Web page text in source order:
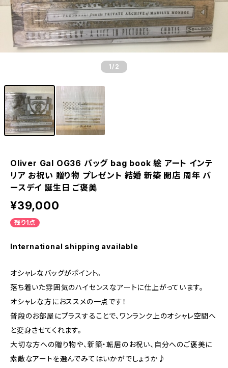
1 /2
Oliver Gal OG36 バッグ bag book 絵 アート インテ
リア お祝い 贈り物 プレゼント 結婚 新築 開店 周年 バ
ースデイ 誕生日 ご褒美
¥39,000
残り1点
International shipping available
オシャレなバッグがポイント。
落ち着いた雰囲気のハイセンスなアートに仕上がっています。
オシャレな方におススメの一点です！
普段のお部屋にプラスすることで、ワンランク上のオシャレ空間へ
と変身させてくれます。
大切な方への贈り物や、新築・転居のお祝い、自分へのご褒美に
素敵なアートを選んでみてはいかがでしょうか♪